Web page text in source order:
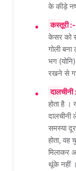
के कीड़े
कस्तूरी :-
केसर को
गोली
भग
रखने से
दालचीनी
होता है ।
दालचीनी
समस्या
होता, वह
मिलाकर
थूंके नहीं